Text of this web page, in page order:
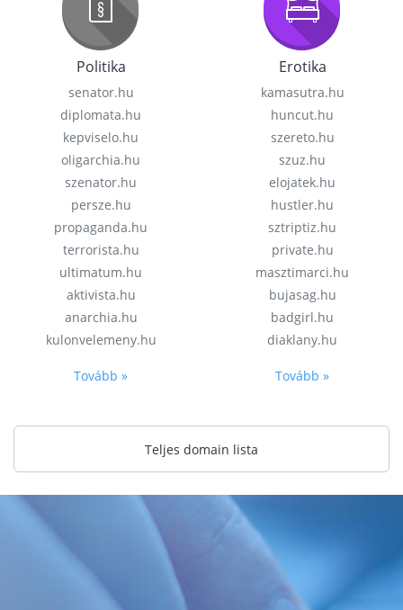
Politika
senator.hu
diplomata.hu
kepviselo.hu
oligarchia.hu
szenator.hu
persze.hu
propaganda.hu
terrorista.hu
ultimatum.hu
aktivista.hu
anarchia.hu
kulonvelemeny.hu
Tovább »
Erotika
kamasutra.hu
huncut.hu
szereto.hu
szuz.hu
elojatek.hu
hustler.hu
sztriptiz.hu
private.hu
masztimarci.hu
bujasag.hu
badgirl.hu
diaklany.hu
Tovább »
Teljes domain lista